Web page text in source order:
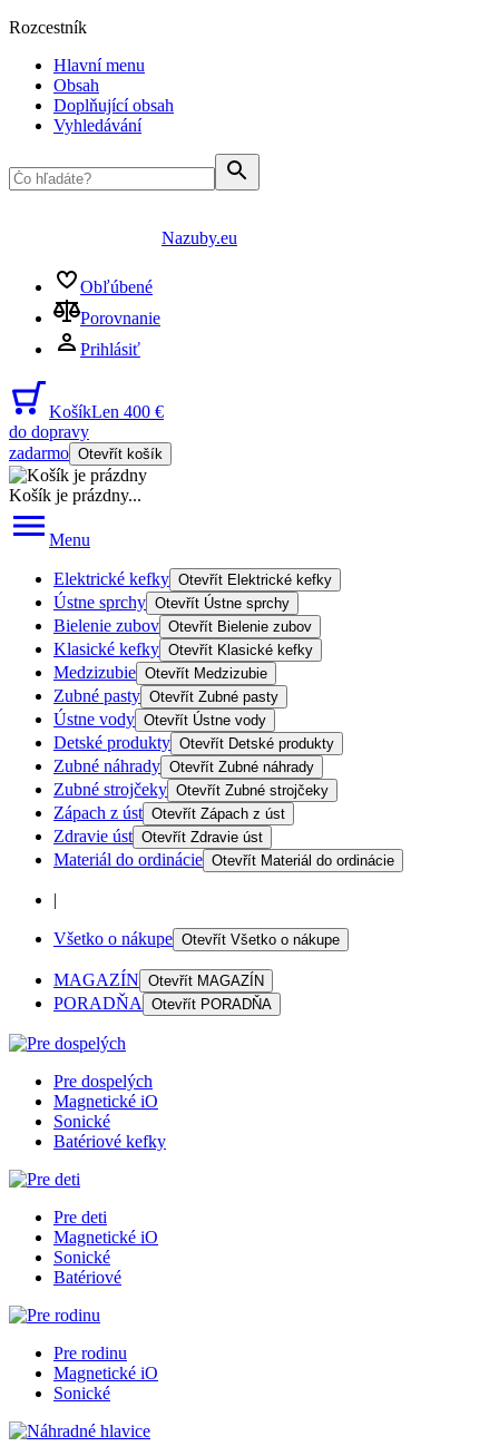
Rozcestník
Hlavní menu
Obsah
Doplňující obsah
Vyhledávání
Nazuby.eu
Obľúbené
Porovnanie
Prihlásiť
KošíkLen 400 €
do dopravy
zadarmo Otevřít košík
Košík je prázdny...
Menu
Elektrické kefky Otevřít Elektrické kefky
Ústne sprchy Otevřít Ústne sprchy
Bielenie zubov Otevřít Bielenie zubov
Klasické kefky Otevřít Klasické kefky
Medzizubie Otevřít Medzizubie
Zubné pasty Otevřít Zubné pasty
Ústne vody Otevřít Ústne vody
Detské produkty Otevřít Detské produkty
Zubné náhrady Otevřít Zubné náhrady
Zubné strojčeky Otevřít Zubné strojčeky
Zápach z úst Otevřít Zápach z úst
Zdravie úst Otevřít Zdravie úst
Materiál do ordinácie Otevřít Materiál do ordinácie
|
Všetko o nákupe Otevřít Všetko o nákupe
MAGAZÍN Otevřít MAGAZÍN
PORADŇA Otevřít PORADŇA
Pre dospelých
Magnetické iO
Sonické
Batériové kefky
Pre deti
Magnetické iO
Sonické
Batériové
Pre rodinu
Magnetické iO
Sonické